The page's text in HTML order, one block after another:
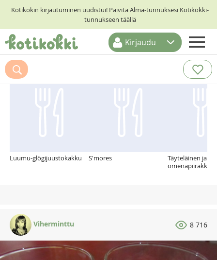
Kotikokin kirjautuminen uudistui! Päivitä Alma-tunnuksesi Kotikokki-
tunnukseen täällä
ETUSIVU
RESEPTIHAKU
Kirjaudu
Suosittelemme myös
Luumu-glögijuustokakku S'mores
Täyteläinen ja
omenapiirakka
Viherminttu 8 716